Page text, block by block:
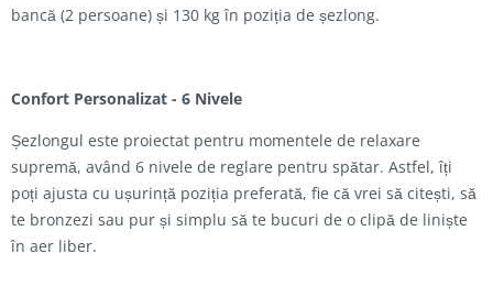
bancă (2 persoane) și 130 kg în poziția de șezlong.
Confort Personalizat - 6 Nivele
Șezlongul este proiectat pentru momentele de relaxare
supremă, având 6 nivele de reglare pentru spătar. Astfel, îți
poți ajusta cu ușurință poziția preferată, fie că vrei să citești, să
te bronzezi sau pur și simplu să te bucuri de o clipă de liniște
în aer liber.